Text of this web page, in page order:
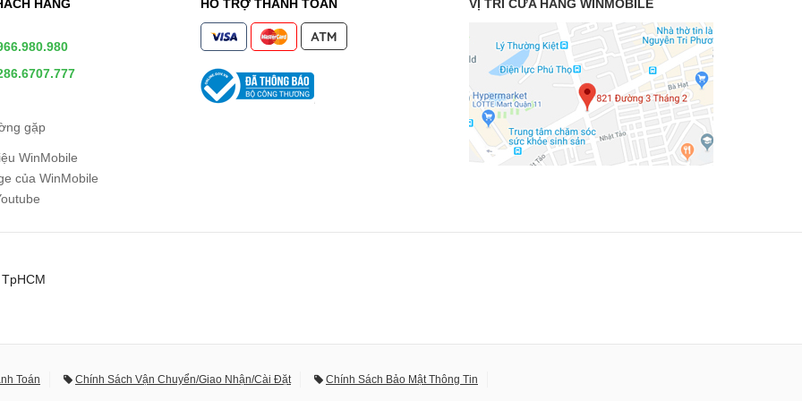
HÀNG
gặp
WinMobile
của WinMobile
HỖ TRỢ THANH TOÁN VỊ TRÍ CỬA HÀNG WINMOBILE
Toán Chính Sách Vận Chuyển/Giao Nhận/Cài Đặt Chính Sách Bảo Mật Thông Tin